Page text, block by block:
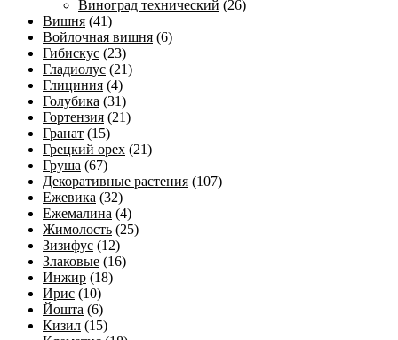
Виноград технический (26)
Вишня (41)
Войлочная вишня (6)
Гибискус (23)
Гладиолус (21)
Глициния (4)
Голубика (31)
Гортензия (21)
Гранат (15)
Грецкий орех (21)
Груша (67)
Декоративные растения (107)
Ежевика (32)
Ежемалина (4)
Жимолость (25)
Зизифус (12)
Злаковые (16)
Инжир (18)
Ирис (10)
Йошта (6)
Кизил (15)